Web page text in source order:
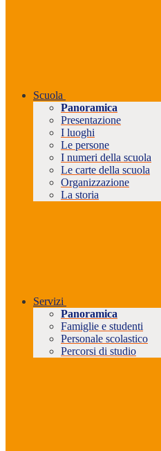
Scuola
Panoramica
Presentazione
I luoghi
Le persone
I numeri della scuola
Le carte della scuola
Organizzazione
La storia
Servizi
Panoramica
Famiglie e studenti
Personale scolastico
Percorsi di studio